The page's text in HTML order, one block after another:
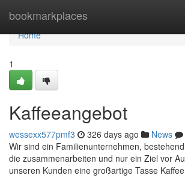
bookmarkplaces
Home
Home
1
Kaffeeangebot
wessexx577pmf3 326 days ago News
Wir sind ein Familienunternehmen,
die zusammenarbeiten und nur ein Ziel vor
unseren Kunden eine großartige Tasse